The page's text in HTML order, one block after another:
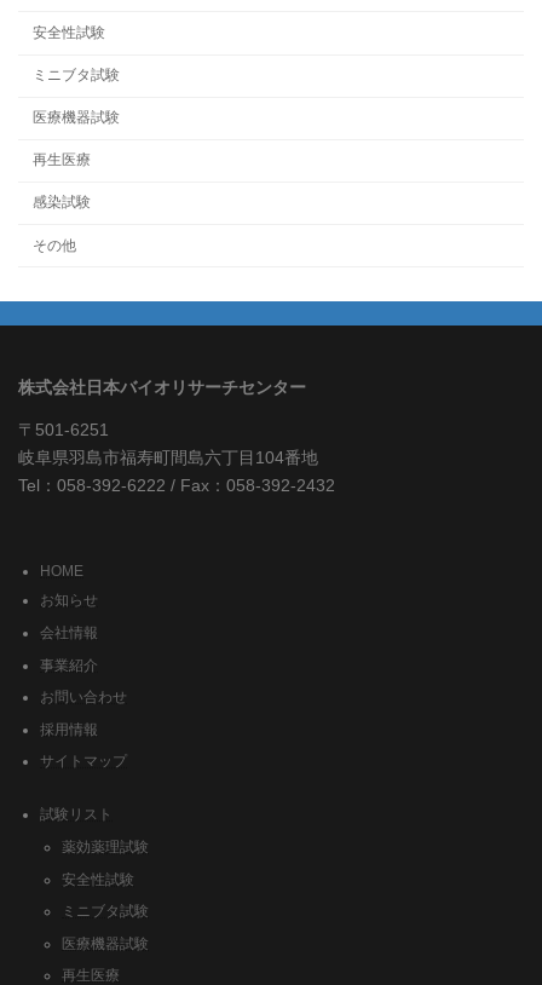
安全性試験
ミニブタ試験
医療機器試験
再生医療
感染試験
その他
株式会社日本バイオリサーチセンター
〒501-6251
岐阜県羽島市福寿町間島六丁目104番地
Tel：058-392-6222 / Fax：058-392-2432
HOME
お知らせ
会社情報
事業紹介
お問い合わせ
採用情報
サイトマップ
試験リスト
薬効薬理試験
安全性試験
ミニブタ試験
医療機器試験
再生医療